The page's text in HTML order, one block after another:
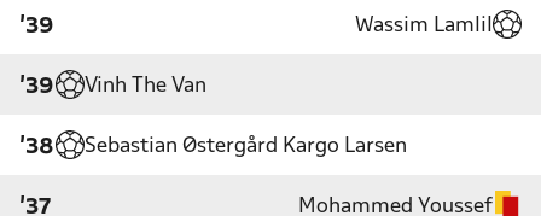
'39 Wassim Lamlil
'39 Vinh The Van
'38 Sebastian Østergård Kargo Larsen
'37 Mohammed Youssef